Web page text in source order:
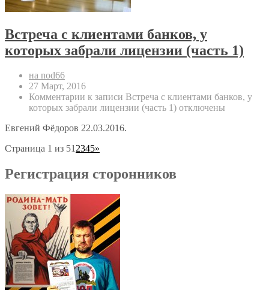
Встреча с клиентами банков, у
которых забрали лицензии (часть 1)
на nod66
27 Март, 2016
Комментарии к записи Встреча с клиентами банков, у
которых забрали лицензии (часть 1) отключены
Евгений Фёдоров 22.03.2016.
Страница 1 из 512345»
Регистрация сторонников